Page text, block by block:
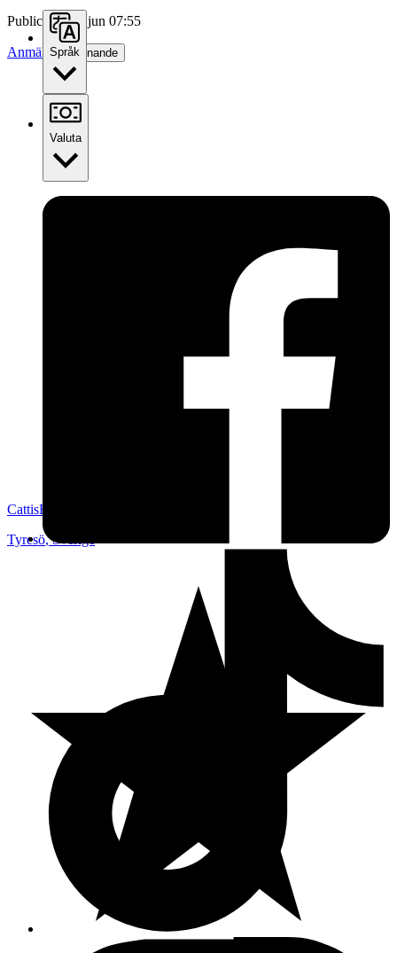
Publicerad 22 jun 07:55
Anmäl Sälj liknande
CattisHa
Tyresö,Sverige
Språk
Valuta